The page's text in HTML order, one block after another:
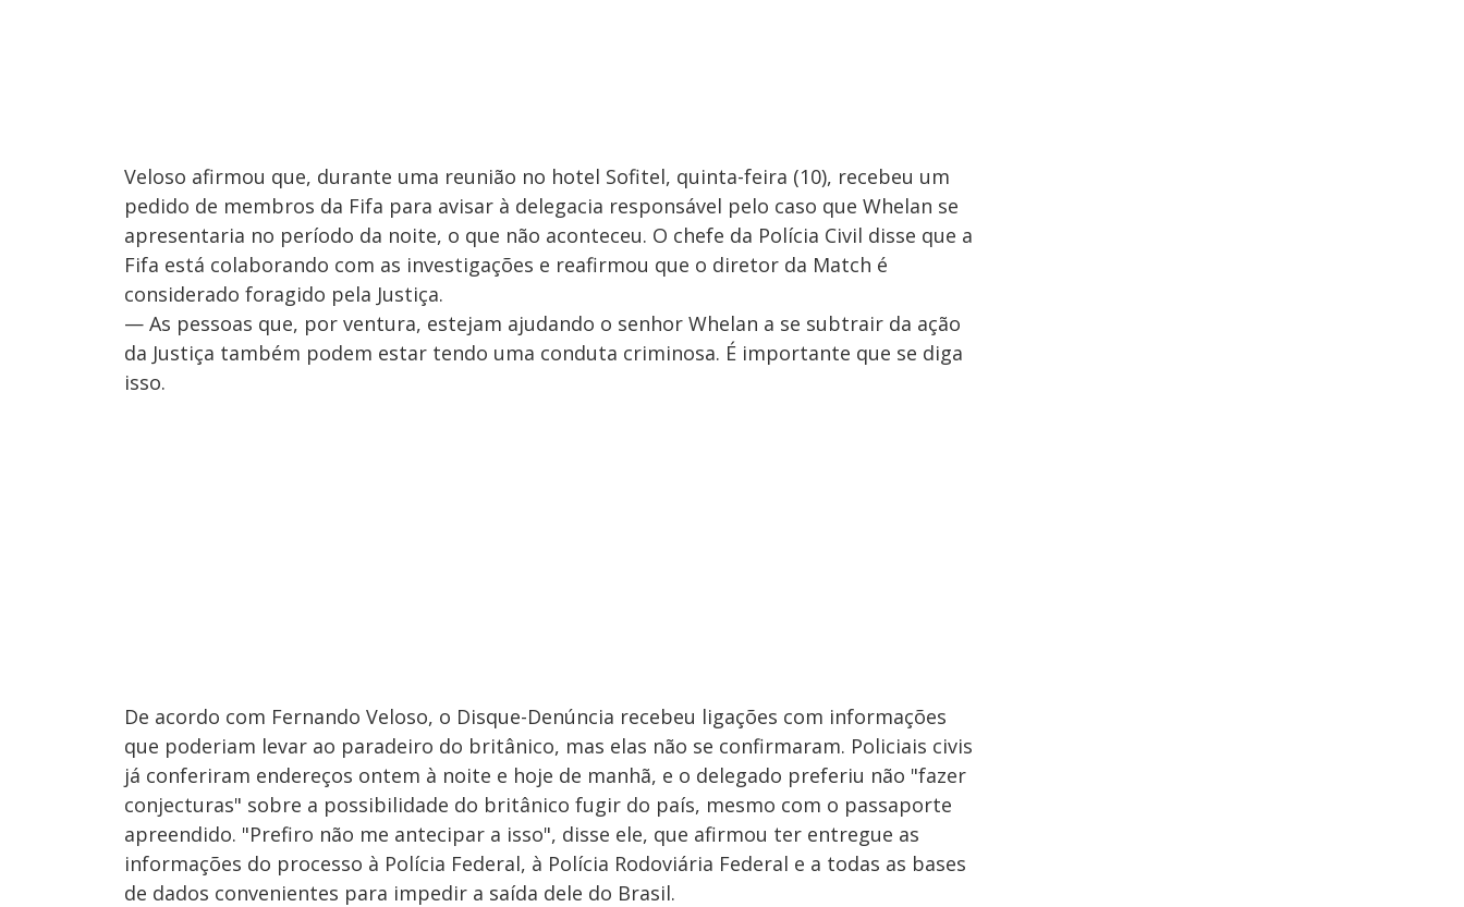
Veloso afirmou que, durante uma reunião no hotel Sofitel, quinta-feira (10), recebeu um
pedido de membros da Fifa para avisar à delegacia responsável pelo caso que Whelan se
apresentaria no período da noite, o que não aconteceu. O chefe da Polícia Civil disse que a
Fifa está colaborando com as investigações e reafirmou que o diretor da Match é
considerado foragido pela Justiça.
— As pessoas que, por ventura, estejam ajudando o senhor Whelan a se subtrair da ação
da Justiça também podem estar tendo uma conduta criminosa. É importante que se diga
isso.
De acordo com Fernando Veloso, o Disque-Denúncia recebeu ligações com informações
que poderiam levar ao paradeiro do britânico, mas elas não se confirmaram. Policiais civis
já conferiram endereços ontem à noite e hoje de manhã, e o delegado preferiu não "fazer
conjecturas" sobre a possibilidade do britânico fugir do país, mesmo com o passaporte
apreendido. "Prefiro não me antecipar a isso", disse ele, que afirmou ter entregue as
informações do processo à Polícia Federal, à Polícia Rodoviária Federal e a todas as bases
de dados convenientes para impedir a saída dele do Brasil.